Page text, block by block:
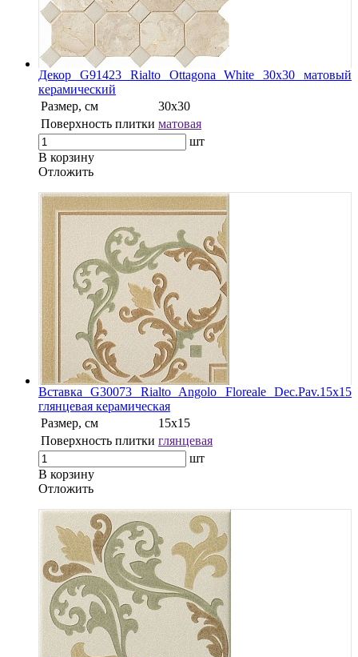
Декор G91423 Rialto Ottagona White 30х30 матовый
керамический
Размер, см
30x30
Поверхность плитки матовая
шт
В корзину
Oтложить
Вставка G30073 Rialto Angolo Floreale Dec.Pav.15х15
глянцевая керамическая
Размер, см
15x15
Поверхность плитки глянцевая
шт
В корзину
Oтложить